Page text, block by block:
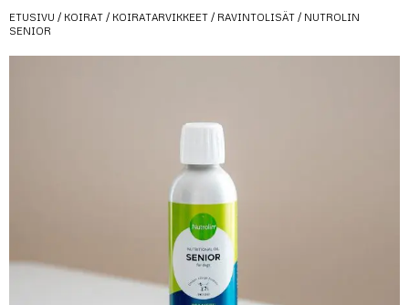
ETUSIVU / KOIRAT / KOIRATARVIKKEET / RAVINTOLISÄT / NUTROLIN
SENIOR